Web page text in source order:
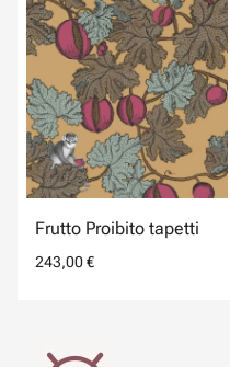
Frutto Proibito tapetti
243,00 €